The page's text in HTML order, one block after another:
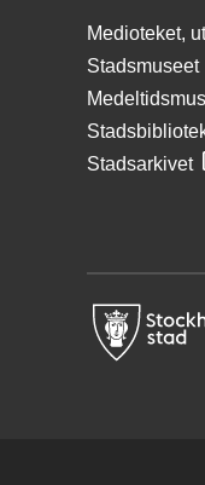
Medioteket,
Stadsmuseet
Stadsarkivet